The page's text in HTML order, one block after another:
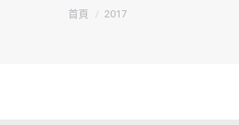
You are here:
首頁 2017